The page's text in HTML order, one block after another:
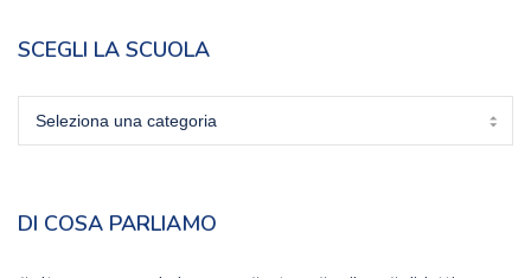
SCEGLI LA SCUOLA
Scegli
DI COSA PARLIAMO